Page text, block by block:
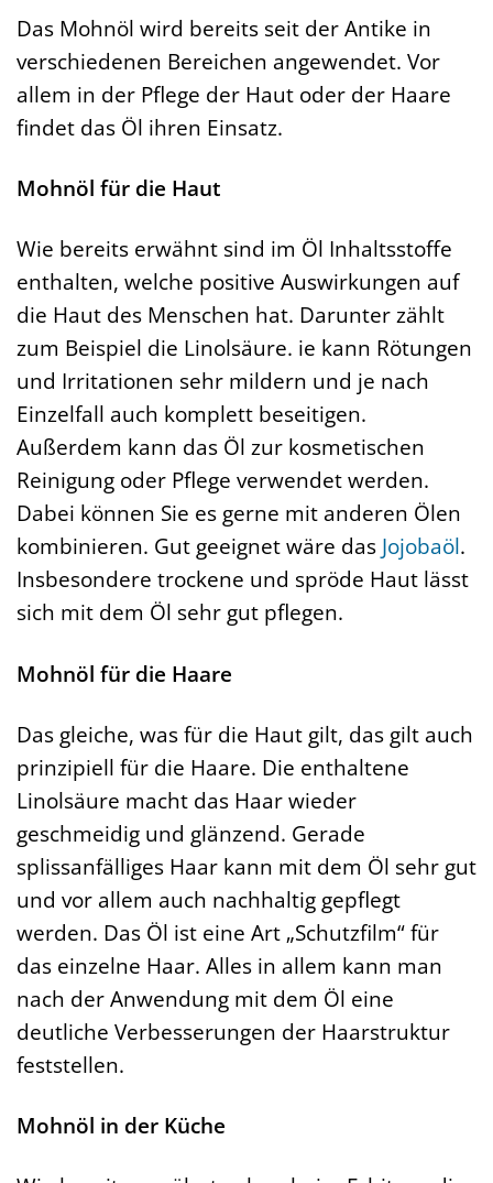
Das Mohnöl wird bereits seit der Antike in
verschiedenen Bereichen angewendet. Vor
allem in der Pflege der Haut oder der Haare
findet das Öl ihren Einsatz.
Mohnöl für die Haut
Wie bereits erwähnt sind im Öl Inhaltsstoffe
enthalten, welche positive Auswirkungen auf
die Haut des Menschen hat. Darunter zählt
zum Beispiel die Linolsäure. ie kann Rötungen
und Irritationen sehr mildern und je nach
Einzelfall auch komplett beseitigen.
Außerdem kann das Öl zur kosmetischen
Reinigung oder Pflege verwendet werden.
Dabei können Sie es gerne mit anderen Ölen
kombinieren. Gut geeignet wäre das Jojobaöl.
Insbesondere trockene und spröde Haut lässt
sich mit dem Öl sehr gut pflegen.
Mohnöl für die Haare
Das gleiche, was für die Haut gilt, das gilt auch
prinzipiell für die Haare. Die enthaltene
Linolsäure macht das Haar wieder
geschmeidig und glänzend. Gerade
splissanfälliges Haar kann mit dem Öl sehr gut
und vor allem auch nachhaltig gepflegt
werden. Das Öl ist eine Art „Schutzfilm“ für
das einzelne Haar. Alles in allem kann man
nach der Anwendung mit dem Öl eine
deutliche Verbesserungen der Haarstruktur
feststellen.
Mohnöl in der Küche